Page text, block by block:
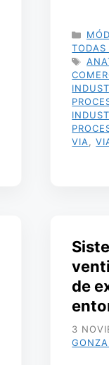
VIA
,
de
3